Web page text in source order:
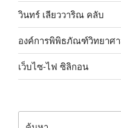
วินทร์ เลียววาริณ คลับ
องค์การพิพิธภัณฑ์วิทยาศ
เว็บไซ-ไฟ ซิลิกอน